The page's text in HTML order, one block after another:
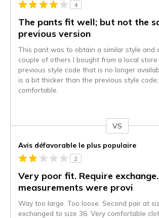
4
The pants fit well; but not the
previous version
This pant was to obtain a similar style and
couple of others I bought from a local
previous style code that is no longer
is a bit thicker than the previous style
comfortable.
projecteur
sur
les
critiques
VS
Avis défavorable le plus populaire
2
Very poor fit. Require
measurements were provi
Way too large. Too loose. Second pair at
exchanged to size 36. Very comfortable